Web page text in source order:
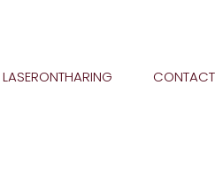
LASERONTHARING CONTACT